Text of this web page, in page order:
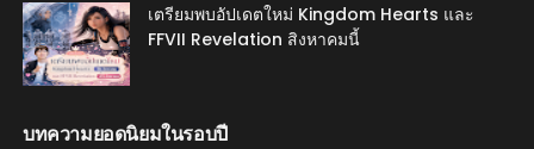
เตรียมพบอัปเดตใหม่ Kingdom Hearts และ
FFVII Revelation สิงหาคมนี้
บทความยอดนิยมในรอบปี